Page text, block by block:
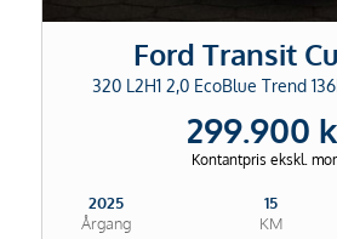
Ford Transit
320 L2H1 2,0 EcoBlue Trend
299.900
Kontantpris ekskl.
2025
Årgang
15
KM